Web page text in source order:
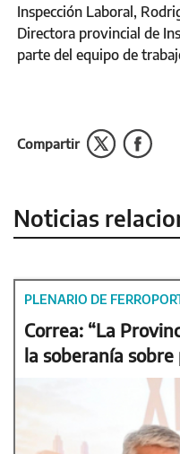
Inspección Laboral,
Directora provincial de
parte del equipo de
Compartir
Noticias
PLENARIO DE
Correa: “La
la soberanía